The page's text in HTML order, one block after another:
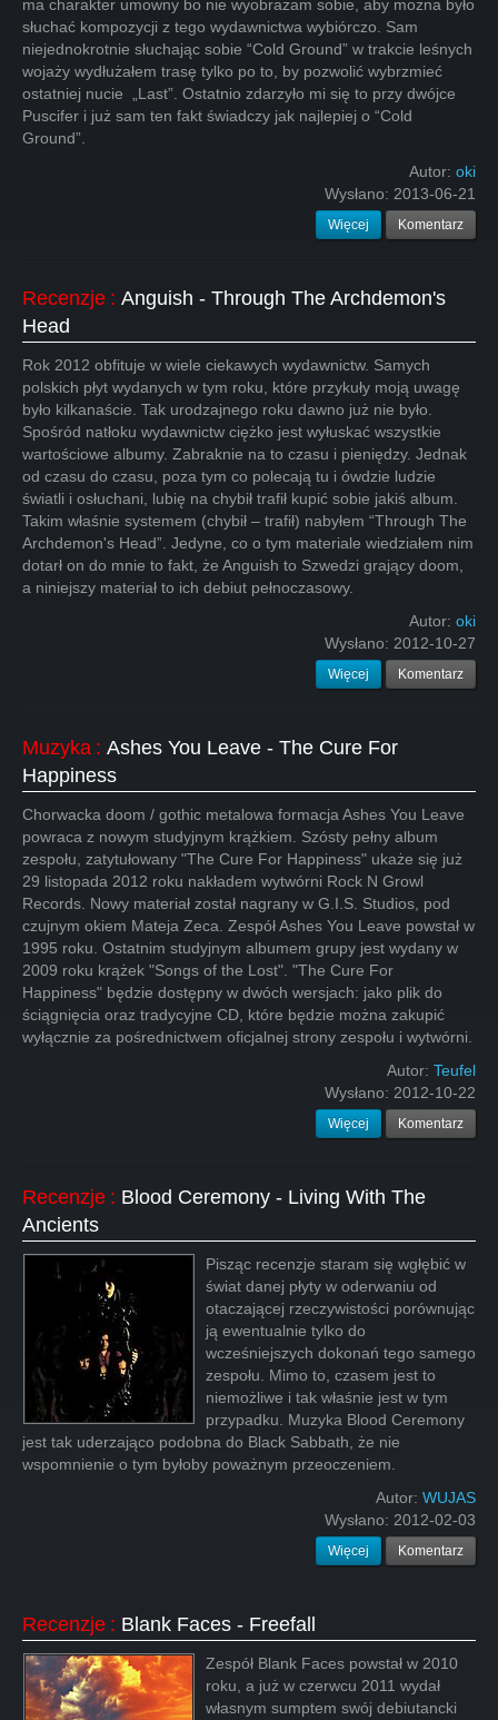
ma charakter umowny bo nie wyobrażam sobie, aby można było
słuchać kompozycji z tego wydawnictwa wybiórczo. Sam
niejednokrotnie słuchając sobie “Cold Ground” w trakcie leśnych
wojaży wydłużałem trasę tylko po to, by pozwolić wybrzmieć
ostatniej nucie „Last”. Ostatnio zdarzyło mi się to przy dwójce
Puscifer i już sam ten fakt świadczy jak najlepiej o “Cold
Ground”.
Autor: oki
Wysłano: 2013-06-21
Więcej Komentarz
Recenzje : Anguish - Through The Archdemon's
Head
Rok 2012 obfituje w wiele ciekawych wydawnictw. Samych
polskich płyt wydanych w tym roku, które przykuły moją uwagę
było kilkanaście. Tak urodzajnego roku dawno już nie było.
Spośród natłoku wydawnictw ciężko jest wyłuskać wszystkie
wartościowe albumy. Zabraknie na to czasu i pieniędzy. Jednak
od czasu do czasu, poza tym co polecają tu i ówdzie ludzie
światli i osłuchani, lubię na chybił trafił kupić sobie jakiś album.
Takim właśnie systemem (chybił – trafił) nabyłem “Through The
Archdemon's Head”. Jedyne, co o tym materiale wiedziałem nim
dotarł on do mnie to fakt, że Anguish to Szwedzi grający doom,
a niniejszy materiał to ich debiut pełnoczasowy.
Autor: oki
Wysłano: 2012-10-27
Więcej Komentarz
Muzyka : Ashes You Leave - The Cure For
Happiness
Chorwacka doom / gothic metalowa formacja Ashes You Leave
powraca z nowym studyjnym krążkiem. Szósty pełny album
zespołu, zatytułowany "The Cure For Happiness" ukaże się już
29 listopada 2012 roku nakładem wytwórni Rock N Growl
Records. Nowy materiał został nagrany w G.I.S. Studios, pod
czujnym okiem Mateja Zeca. Zespół Ashes You Leave powstał w
1995 roku. Ostatnim studyjnym albumem grupy jest wydany w
2009 roku krążek "Songs of the Lost". "The Cure For
Happiness" będzie dostępny w dwóch wersjach: jako plik do
ściągnięcia oraz tradycyjne CD, które będzie można zakupić
wyłącznie za pośrednictwem oficjalnej strony zespołu i wytwórni.
Autor: Teufel
Wysłano: 2012-10-22
Więcej Komentarz
Recenzje : Blood Ceremony - Living With The
Ancients
Pisząc recenzje staram się wgłębić w
świat danej płyty w oderwaniu od
otaczającej rzeczywistości porównując
ją ewentualnie tylko do
wcześniejszych dokonań tego samego
zespołu. Mimo to, czasem jest to
niemożliwe i tak właśnie jest w tym
przypadku. Muzyka Blood Ceremony
jest tak uderzająco podobna do Black Sabbath, że nie
wspomnienie o tym byłoby poważnym przeoczeniem.
Autor: WUJAS
Wysłano: 2012-02-03
Więcej Komentarz
Recenzje : Blank Faces - Freefall
Zespół Blank Faces powstał w 2010
roku, a już w czerwcu 2011 wydał
własnym sumptem swój debiutancki